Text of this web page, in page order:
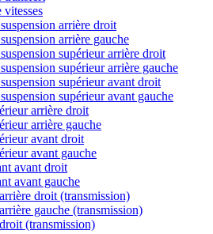
vitesses
arrière droit
arrière gauche
supérieur arrière droit
supérieur arrière gauche
supérieur avant droit
supérieur avant gauche
arrière droit
arrière gauche
avant droit
avant gauche
avant droit
avant gauche
droit (transmission)
gauche (transmission)
(transmission)